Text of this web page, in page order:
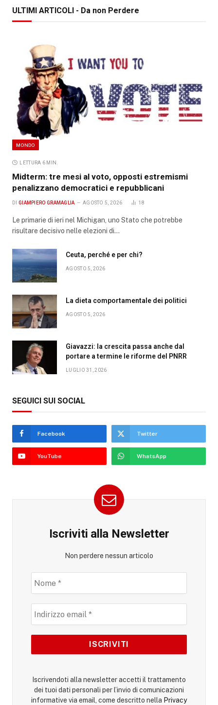
ULTIMI ARTICOLI - Da non Perdere
MONDO
LETTURA 6 MIN.
Midterm: tre mesi al voto, opposti estremismi
penalizzano democratici e repubblicani
DI GIAMPIERO GRAMAGLIA AGOSTO 5, 2026 18
Le primarie di ieri nel Michigan, uno Stato che potrebbe
risultare decisivo nelle elezioni di…
Ceuta, perché e per chi?
AGOSTO 5, 2026
La dieta comportamentale dei politici
AGOSTO 5, 2026
Giavazzi: la crescita passa anche dal
portare a termine le riforme del PNRR
LUGLIO 31, 2026
SEGUICI SUI SOCIAL
Facebook Twitter
YouTube WhatsApp
Iscriviti alla Newsletter
Non perdere nessun articolo
Iscrivendoti alla newsletter accetti il trattamento
dei tuoi dati personali per l’invio di comunicazioni
informative via email, come descritto nella Privacy